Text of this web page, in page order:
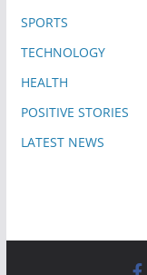
SPORTS
TECHNOLOGY
HEALTH
POSITIVE STORIES
LATEST NEWS